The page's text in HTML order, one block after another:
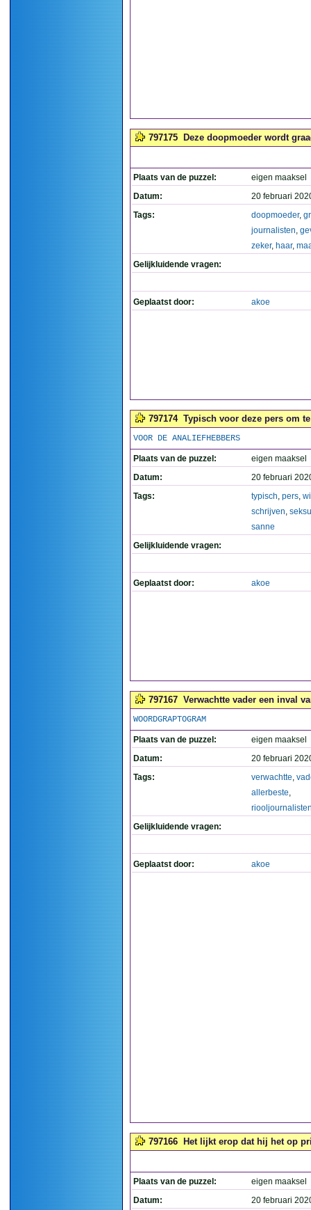
797175 Deze doopmoeder wordt
Plaats van de puzzel:
eigen maaksel
Datum:
20 februari
Tags:
doopmoeder,
journalisten,
zeker, haar,
Gelijkluidende vragen:
Geplaatst door: akoe
797174 Typisch voor deze pers om
VOOR DE ANALIEFHEBBERS
Plaats van de puzzel:
eigen maaksel
Datum:
20 februari
Tags:
typisch, pers,
schrijven,
sanne
Gelijkluidende vragen:
Geplaatst door: akoe
797167 Verwachtte vader een inval
WOORDGRAPTOGRAM
Plaats van de puzzel:
eigen maaksel
Datum:
20 februari
Tags:
verwachtte,
allerbeste,
Gelijkluidende vragen:
Geplaatst door: akoe
797166 Het lijkt erop dat hij het op
Plaats van de puzzel:
eigen maaksel
Datum:
20 februari